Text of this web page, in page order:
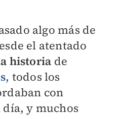
algo más de
el atentado
historia de
, todos los
con
y muchos